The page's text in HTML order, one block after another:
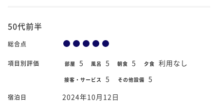
50代前半
総合点
項目別評価 部屋 5 風呂 5 朝食 5 夕食 利用なし
接客・サービス 5 その他設備 5
宿泊日 2024年10月12日